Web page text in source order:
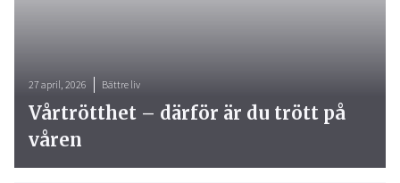
27 april, 2026 Bättre liv
Vårtrötthet – därför är du trött på
våren